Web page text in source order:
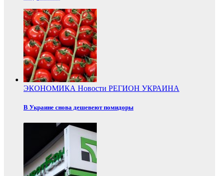
ЭКОНОМИКА Новости РЕГИОН УКРАИНА
В Украине снова дешевеют помидоры